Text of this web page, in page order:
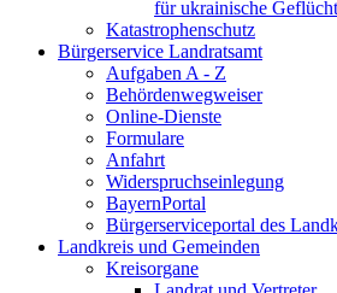
für ukrainische
Katastrophenschutz
Bürgerservice Landratsamt
Aufgaben A - Z
Behördenwegweiser
Online-Dienste
Formulare
Anfahrt
Widerspruchseinlegung
BayernPortal
Bürgerserviceportal des
Landkreis und Gemeinden
Kreisorgane